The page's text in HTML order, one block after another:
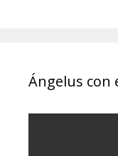
Ángelus con